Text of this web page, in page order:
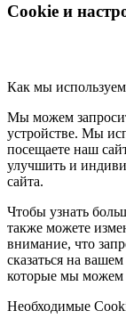
Cookie и
Как мы
Мы можем
устройстве. Мы
посещаете наш
улучшить и
сайта.
Чтобы узнать
также можете
внимание, что
сказаться на
которые мы можем
Необходимые